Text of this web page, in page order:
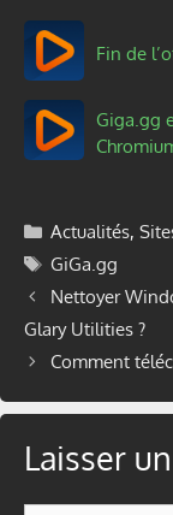
Fin de
Giga.gg
Catégories
Actualités,
Étiquettes
GiGa.gg
Nettoyer
Glary Utilities ?
Comment
Laisser